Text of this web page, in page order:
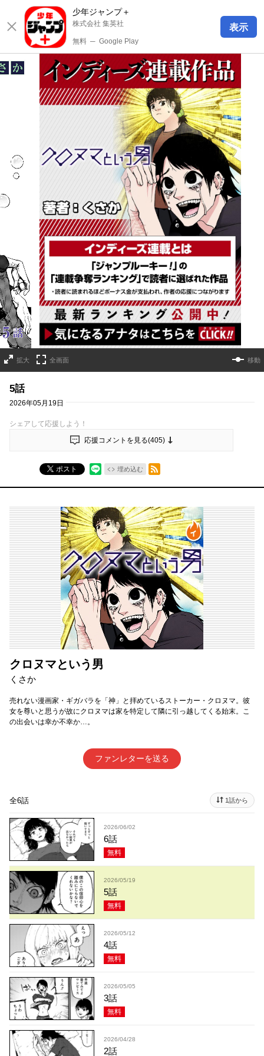
少年ジャンプ＋
株式会社 集英社
無料 ─ Google Play
表示
詳細ページへのリンク
拡大 全画面 移動
5話
2026年05月19日
シェアして応援しよう！
応援コメントを見る(405)
ポスト 埋め込む
RSSフィード
クロヌマという男
くさか
売れない漫画家・ギガバラを「神」と拝めているストーカー・クロヌマ。彼
女を尊いと思うが故にクロヌマは家を特定して隣に引っ越してくる始末。こ
の出会いは幸か不幸か…。
ファンレターを送る
全6話 1話から
2026/06/02
6話
無料
2026/05/19
5話
無料
2026/05/12
4話
無料
2026/05/05
3話
無料
2026/04/28
2話